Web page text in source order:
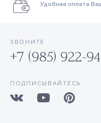
Удобная оплата
ЗВОНИТЕ
+7 (985) 922-
ПОДПИСЫВАЙТЕСЬ